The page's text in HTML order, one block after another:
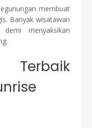
membuat
Banyak wisatawan
menyaksikan